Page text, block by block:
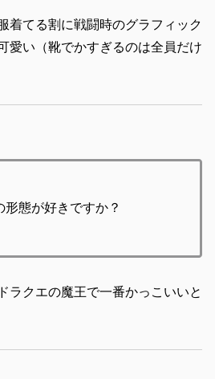
着てる割に戦闘時のグラフィック
愛い（靴でかすぎるのは全員だけ
態が好きですか？
ラクエの魔王で一番かっこいいと